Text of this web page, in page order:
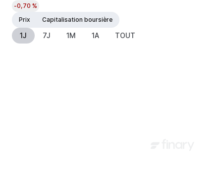
-0,70 %
Prix
Capitalisation boursière
1J 7J 1M 1A TOUT